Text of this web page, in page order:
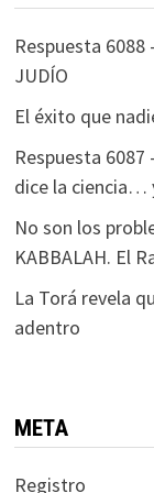
Respuesta 6088
JUDÍO
El éxito que
Respuesta
dice la ciencia…
No son los
KABBALAH. El
La Torá revela
adentro
META
Registro